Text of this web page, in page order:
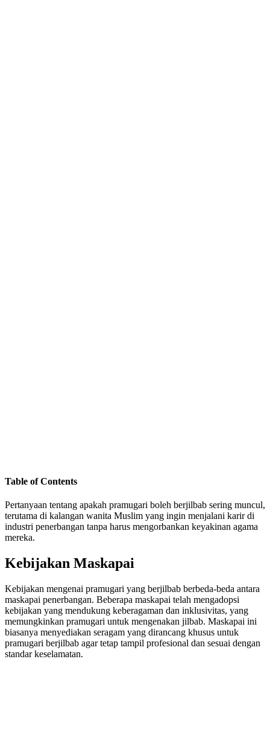
Table of Contents
Pertanyaan tentang apakah pramugari boleh berjilbab sering muncul,
terutama di kalangan wanita Muslim yang ingin menjalani karir di
industri penerbangan tanpa harus mengorbankan keyakinan agama
mereka.
Kebijakan Maskapai
Kebijakan mengenai pramugari yang berjilbab berbeda-beda antara
maskapai penerbangan. Beberapa maskapai telah mengadopsi
kebijakan yang mendukung keberagaman dan inklusivitas, yang
memungkinkan pramugari untuk mengenakan jilbab. Maskapai ini
biasanya menyediakan seragam yang dirancang khusus untuk
pramugari berjilbab agar tetap tampil profesional dan sesuai dengan
standar keselamatan.